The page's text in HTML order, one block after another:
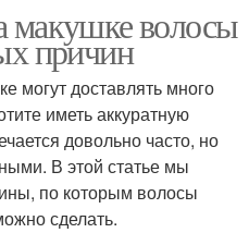
макушке волосы
причин
могут доставлять много
иметь аккуратную
довольно часто, но
В этой статье мы
по которым волосы
сделать.